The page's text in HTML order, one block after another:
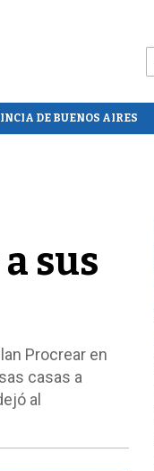
DE BUENOS AIRES
sus
Procrear en
casas a
al